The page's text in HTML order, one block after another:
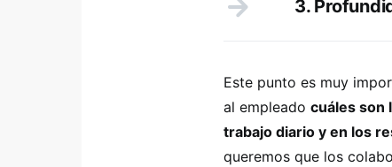
3.
Este punto es muy
al empleado cuáles son
trabajo diario y en los
queremos que los